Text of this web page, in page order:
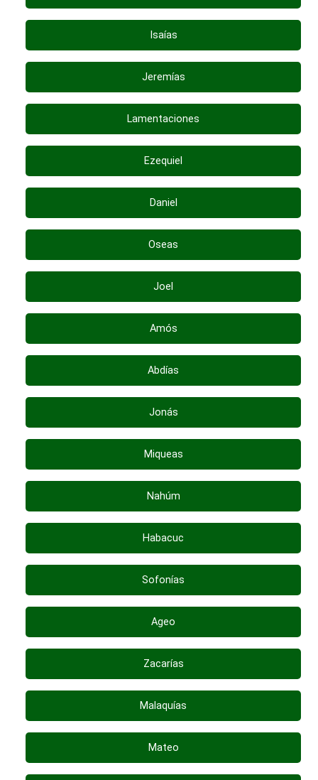
Isaías
Jeremías
Lamentaciones
Ezequiel
Daniel
Oseas
Joel
Amós
Abdías
Jonás
Miqueas
Nahúm
Habacuc
Sofonías
Ageo
Zacarías
Malaquías
Mateo